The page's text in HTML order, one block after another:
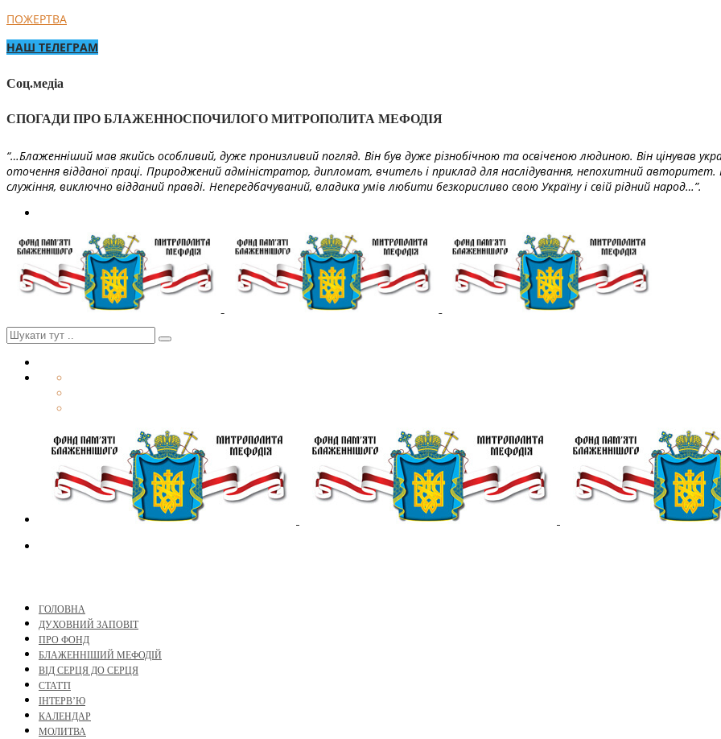
ПОЖЕРТВА
НАШ ТЕЛЕГРАМ
Соц.медіа
СПОГАДИ ПРО БЛАЖЕННОСПОЧИЛОГО МИТРОПОЛИТА МЕФОДІЯ
“…Блаженніший мав якийсь особливий, дуже пронизливий погляд. Він був дуже різнобічною та освіченою людиною. Він цінував
оточення відданої праці. Природжений адміністратор, дипломат, вчитель і приклад для наслідування, непохитний
служіння, виключно відданий правді. Непередбачуваний, владика умів любити безкорисливо свою Україну і свій рідний народ…”.
ГОЛОВНА
ДУХОВНИЙ ЗАПОВІТ
ПРО ФОНД
БЛАЖЕННІШИЙ МЕФОДІЙ
ВІД СЕРЦЯ ДО СЕРЦЯ
СТАТТІ
ІНТЕРВ’Ю
КАЛЕНДАР
МОЛИТВА